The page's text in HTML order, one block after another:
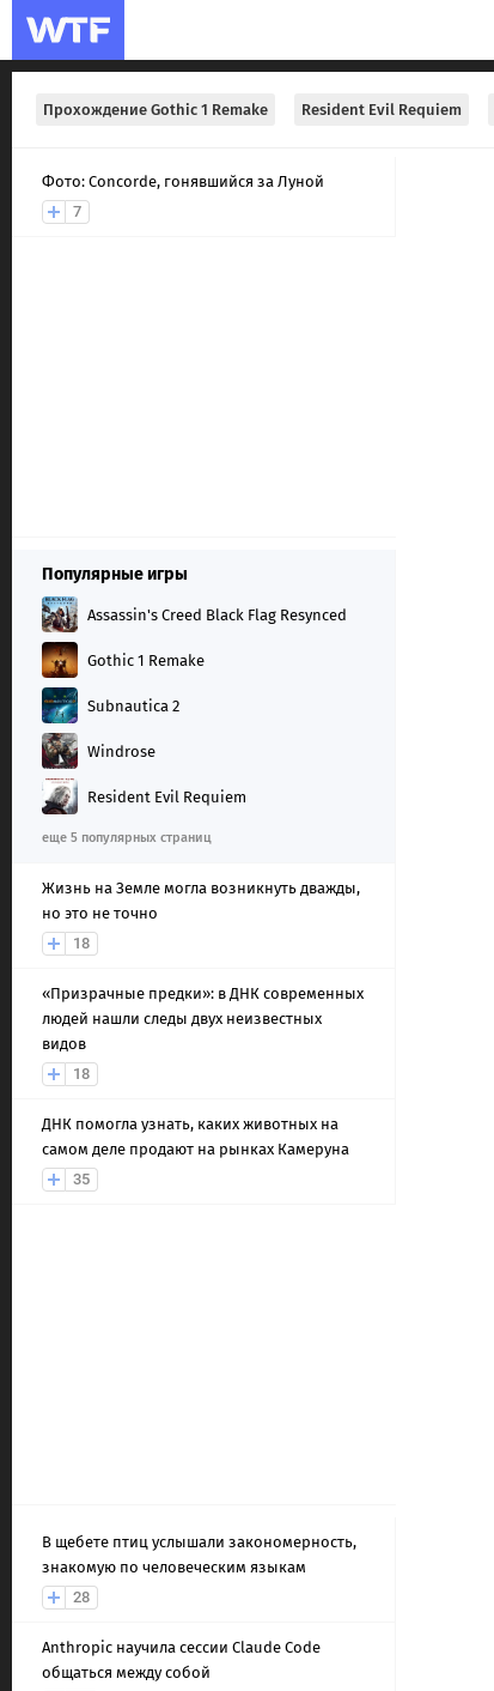
Прохождение Gothic 1 Remake Resident Evil Requiem
Фото: Concorde, гонявшийся за Луной
7
Популярные игры
Assassin's Creed Black Flag Resynced
Gothic 1 Remake
Subnautica 2
Windrose
Resident Evil Requiem
еще 5 популярных страниц
Жизнь на Земле могла возникнуть дважды,
но это не точно
18
«Призрачные предки»: в ДНК современных
людей нашли следы двух неизвестных
видов
18
ДНК помогла узнать, каких животных на
самом деле продают на рынках Камеруна
35
В щебете птиц услышали закономерность,
знакомую по человеческим языкам
28
Anthropic научила сессии Claude Code
общаться между собой